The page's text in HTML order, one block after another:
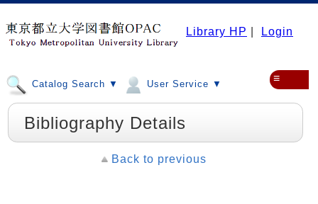
Library HP Login
Catalog Search ▼ User Service ▼ ≡
Bibliography Details
Back to previous